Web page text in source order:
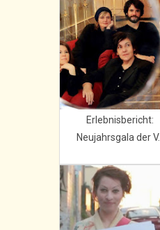
Erlebnisbericht:
Neujahrsgala der V...